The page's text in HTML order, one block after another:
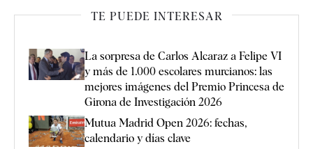
TE PUEDE INTERESAR
La sorpresa de Carlos Alcaraz a Felipe VI
y más de 1.000 escolares murcianos: las
mejores imágenes del Premio Princesa de
Girona de Investigación 2026
Mutua Madrid Open 2026: fechas,
calendario y días clave